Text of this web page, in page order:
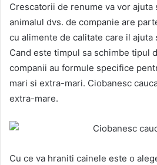
Crescatorii de renume va vor ajuta
animalul dvs. de companie are
cu alimente de calitate care il ajuta
Cand este timpul sa schimbe tipul
companii au formule specifice
mari si extra-mari. Ciobanesc
extra-mare.
Cu ce va hraniti cainele este o